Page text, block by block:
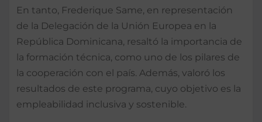
En tanto, Frederique Same, en representación
de la Delegación de la Unión Europea en la
República Dominicana, resaltó la importancia de
la formación técnica, como uno de los pilares de
la cooperación con el país. Además, valoró los
resultados de este programa, cuyo objetivo es la
empleabilidad inclusiva y sostenible.